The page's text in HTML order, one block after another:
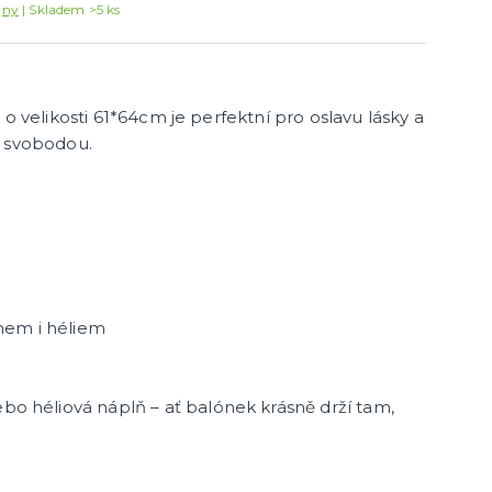
Co ještě u nás najdete
Skladem >5 ks
velikosti 61*64cm je perfektní pro oslavu lásky a
i héliem
héliová náplň – ať balónek krásně drží tam,